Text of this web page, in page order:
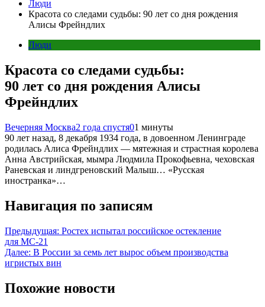
Люди
Красота со следами судьбы: 90 лет со дня рождения
Алисы Фрейндлих
Люди
Красота со следами судьбы:
90 лет со дня рождения Алисы
Фрейндлих
Вечерняя Москва2 года спустя01 минуты
90 лет назад, 8 декабря 1934 года, в довоенном Ленинграде
родилась Алиса Фрейндлих — мятежная и страстная королева
Анна Австрийская, мымра Людмила Прокофьевна, чеховская
Раневская и линдгреновский Малыш… «Русская
иностранка»…
Навигация по записям
Предыдущая: Ростех испытал российское остекление
для МС-21
Далее: В России за семь лет вырос объем производства
игристых вин
Похожие новости